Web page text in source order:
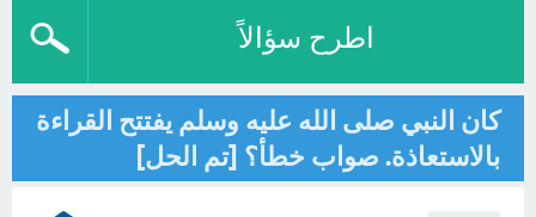
اطرح سؤالاً
كان النبي صلى الله عليه وسلم يفتتح القراءة
بالاستعاذة. صواب خطأ؟ [تم الحل]